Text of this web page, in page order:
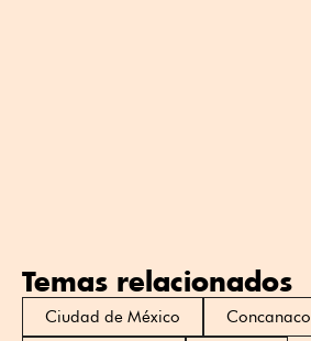
Temas relacionados
Ciudad de México
Concanaco